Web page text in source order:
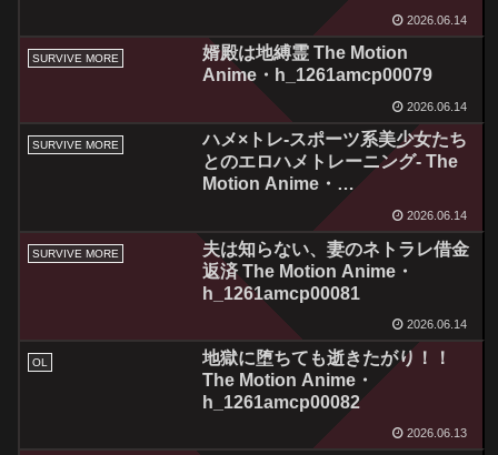
h_1322tocp00009
2026.06.14
SURVIVE MORE
婿殿は地縛霊 The Motion
Anime・h_1261amcp00079
2026.06.14
SURVIVE MORE
ハメ×トレ-スポーツ系美少女たち
とのエロハメトレーニング- The
Motion Anime・
h_1261amcp00080
2026.06.14
SURVIVE MORE
夫は知らない、妻のネトラレ借金
返済 The Motion Anime・
h_1261amcp00081
2026.06.14
OL
地獄に堕ちても逝きたがり！！
The Motion Anime・
h_1261amcp00082
2026.06.13